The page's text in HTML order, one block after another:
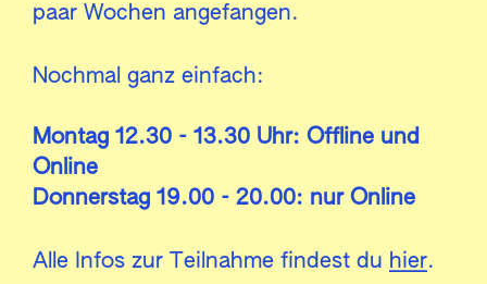
paar Wochen angefangen.
Nochmal ganz einfach:
Montag 12.30 - 13.30 Uhr: Offline und
Online
Donnerstag 19.00 - 20.00: nur Online
Alle Infos zur Teilnahme findest du hier.